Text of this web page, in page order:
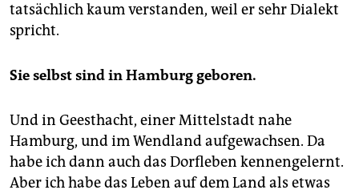
tatsächlich kaum verstanden, weil er sehr Dialekt
spricht.
Sie selbst sind in Hamburg geboren.
Und in Geesthacht, einer Mittelstadt nahe
Hamburg, und im Wendland aufgewachsen. Da
habe ich dann auch das Dorfleben kennengelernt.
Aber ich habe das Leben auf dem Land als etwas